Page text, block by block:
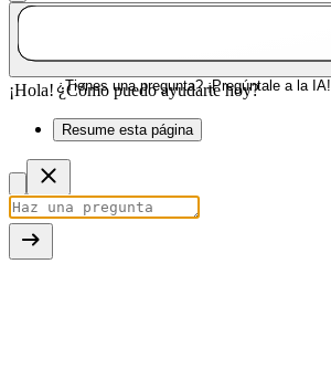
¿Tienes una pregunta? ¡Pregúntale a la IA!
¡Hola! ¿Cómo puedo ayudarte hoy?
Resume esta página